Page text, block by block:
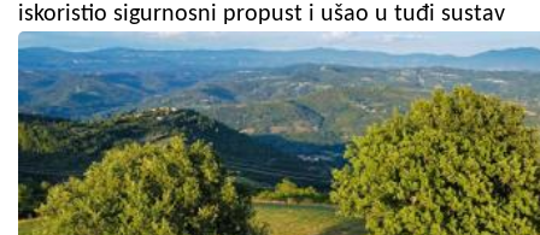
iskoristio sigurnosni propust i ušao u tuđi sustav